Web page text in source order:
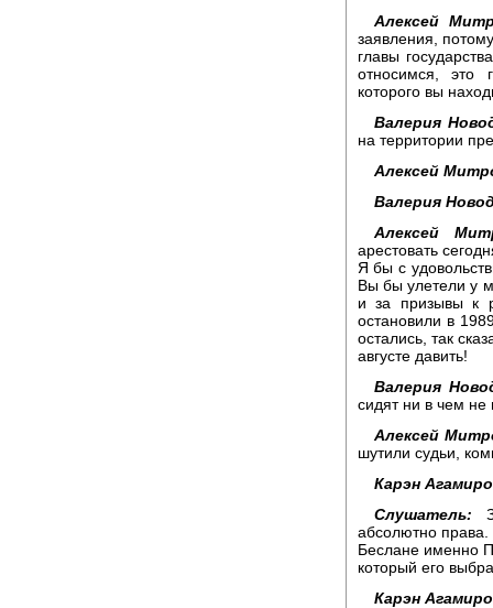
Алексей
заявления,
главы
относимся, это
которого вы
Валерия
на территории
Алексей
Валерия
Алексей
арестовать
Я бы с
Вы бы улетели у
и за призывы к
остановили в
остались, так
августе давить!
Валерия
сидят ни в чем не
Алексей
шутили судьи,
Карэн
Слушатель:
абсолютно права.
Беслане именно
который его
Карэн